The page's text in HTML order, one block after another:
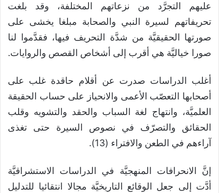
عليهم التجرَّد من نزعاتهم المختلفة، وقد بلغت
تحريفاتهم لسيرة النبي والصحابة مبلغا يخشى على
صورتها الحقيقيَّة من شدَّة التحريف فيها، فقدَّموا لنا
صورا خياليَّة هي أقرب إلى أشخاص القصص والروايات.
أغلب الدراسات صدرت عن أقلام حاقدة غلب على
أصحابها التعصّب الأعمى والانحياز على حساب الحقيقة
العلميَّة، وانتهاج لغة السباب والحقد والتشويه وقلب
الحقائق والتصرّف في نصوص السيرة حتى تغذى
آراءهم في الطعن والافتراء (13).
إنَّ الانحرافات المنهجيَّة في الدراسات الاستشراقيَّة
أدَّت إلى جعل الوقائع التاريخيَّة مجالا انتقائيا للتدليل